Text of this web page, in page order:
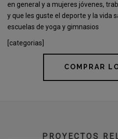
en general y a mujeres jóvenes,
y que les guste el deporte y la vida
escuelas de yoga y gimnasios
[categorias]
COMPRAR
PROYECTOS